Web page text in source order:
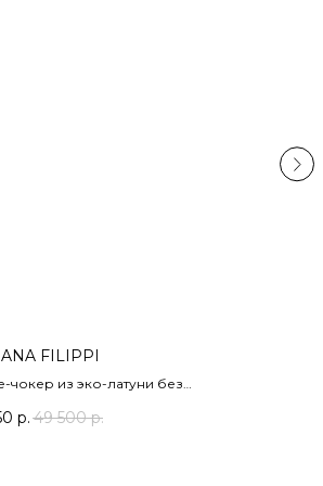
FILIPPI
чокер из эко-латуни без
р. 49 500 р.